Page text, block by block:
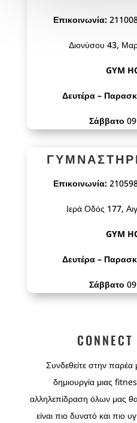
Επικοινωνία:
Διονύσου 43,
GYM
Δευτέρα –
Σάββατο
Επικοινωνία:
Ιερά Οδός 177,
GYM
Δευτέρα –
Σάββατο
Συνδεθείτε στην παρέα
δημιουργία μιας
αλληλεπίδραση όλων μας
είναι πιο δυνατό και πιο